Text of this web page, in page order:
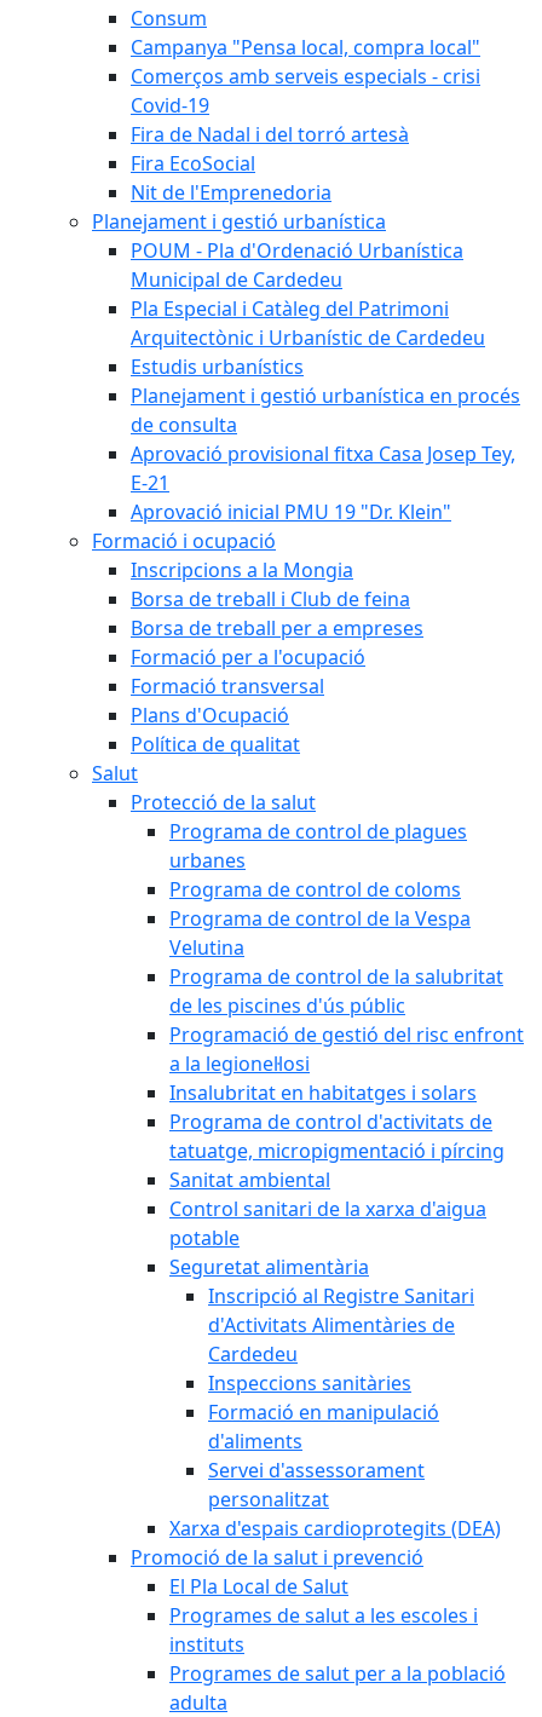
Consum
Campanya "Pensa local, compra local"
Comerços amb serveis especials - crisi
Covid-19
Fira de Nadal i del torró artesà
Fira EcoSocial
Nit de l'Emprenedoria
Planejament i gestió urbanística
POUM - Pla d'Ordenació Urbanística
Municipal de Cardedeu
Pla Especial i Catàleg del Patrimoni
Arquitectònic i Urbanístic de Cardedeu
Estudis urbanístics
Planejament i gestió urbanística en procés
de consulta
Aprovació provisional fitxa Casa Josep Tey,
E-21
Aprovació inicial PMU 19 "Dr. Klein"
Formació i ocupació
Inscripcions a la Mongia
Borsa de treball i Club de feina
Borsa de treball per a empreses
Formació per a l'ocupació
Formació transversal
Plans d'Ocupació
Política de qualitat
Salut
Protecció de la salut
Programa de control de plagues
urbanes
Programa de control de coloms
Programa de control de la Vespa
Velutina
Programa de control de la salubritat
de les piscines d'ús públic
Programació de gestió del risc enfront
a la legionel·losi
Insalubritat en habitatges i solars
Programa de control d'activitats de
tatuatge, micropigmentació i pírcing
Sanitat ambiental
Control sanitari de la xarxa d'aigua
potable
Seguretat alimentària
Inscripció al Registre Sanitari
d'Activitats Alimentàries de
Cardedeu
Inspeccions sanitàries
Formació en manipulació
d'aliments
Servei d'assessorament
personalitzat
Xarxa d'espais cardioprotegits (DEA)
Promoció de la salut i prevenció
El Pla Local de Salut
Programes de salut a les escoles i
instituts
Programes de salut per a la població
adulta